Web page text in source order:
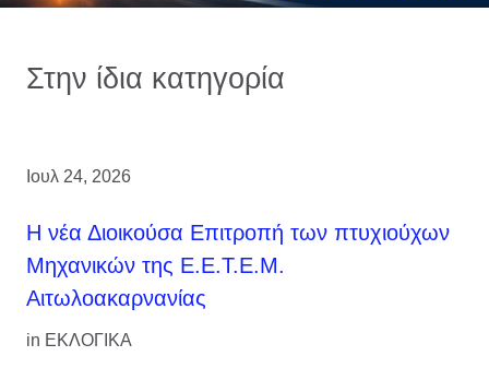
Στην ίδια κατηγορία
Ιουλ 24, 2026
H νέα Διοικούσα Επιτροπή των πτυχιούχων
Μηχανικών της Ε.Ε.Τ.Ε.Μ.
Αιτωλοακαρνανίας
in ΕΚΛΟΓΙΚΑ